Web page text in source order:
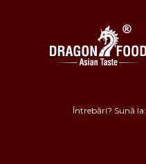
Întrebări? Sună la: